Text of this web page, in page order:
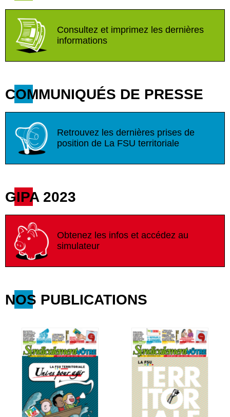
Consultez et imprimez les dernières
informations
COMMUNIQUÉS DE PRESSE
Retrouvez les dernières prises de
position de La FSU territoriale
GIPA 2023
Obtenez les infos et accédez au
simulateur
NOS PUBLICATIONS